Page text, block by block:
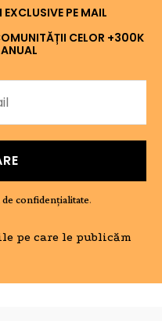
PE MAIL
CELOR +300K
de confidențialitate.
pe care le publicăm